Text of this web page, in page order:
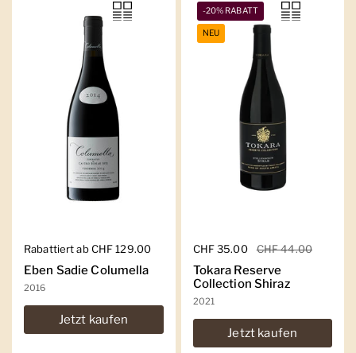
Regulärer Preis
Rabattiert ab CHF 129.00
Eben Sadie Columella
2016
Jetzt kaufen
Regulärer Preis
CHF 35.00 Sale-Preis
CHF 44.00
Tokara Reserve
Collection Shiraz
2021
Jetzt kaufen
-20% RABATT
NEU